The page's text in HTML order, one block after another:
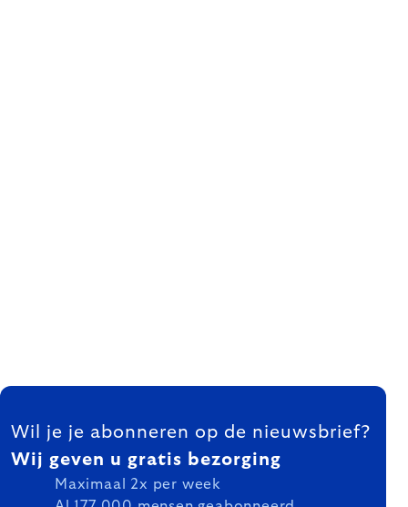
FOOTER
Wil je je abonneren op de nieuwsbrief?
Wij geven u gratis bezorging
Maximaal 2x per week